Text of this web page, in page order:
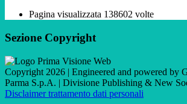
Pagina visualizzata 138602 volte
Sezione Copyright
Copyright 2026 | Engineered and powered by
Parma S.p.A. | Divisione Publishing & New
Disclaimer trattamento dati personali